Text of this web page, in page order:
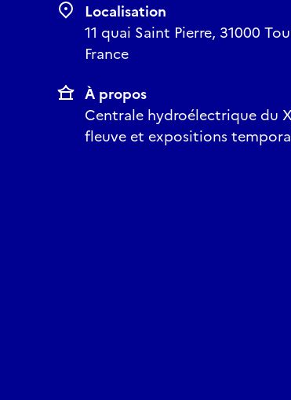
Localisation
11 quai Saint Pierre, 31000
France
À propos
Centrale hydroélectrique du
fleuve et expositions